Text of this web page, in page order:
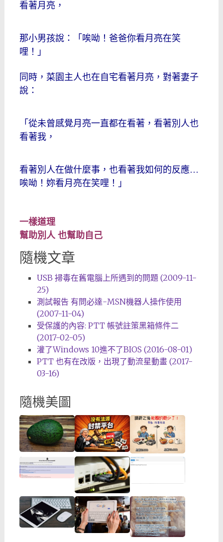
看著月亮，
那小男孩說：「唉呦！爸爸你看月亮在笑
哩！」
同時，菜園主人也在自宅看著月亮，對著妻子
說：
「從未曾感覺月亮一直都在看著，看著別人也
看著我，
看著別人在做什麼事，也看著我如何的反應…
唉呦！妳看月亮在笑哩！」
一樣道理
幫助別人 也幫助自己
隨機文章
USB 掃毒在舊電腦上所遇到的問題 (2009-11-
25)
測試報告 有問必達-MSN機器人操作使用
(2007-11-04)
受保護的內容: PTT 帳號註策黑箱條件二
(2017-02-05)
灌了Windows 10進不了BIOS (2016-08-01)
PTT 也有在改版，出現了動流星動畫 (2017-
03-16)
隨機美圖